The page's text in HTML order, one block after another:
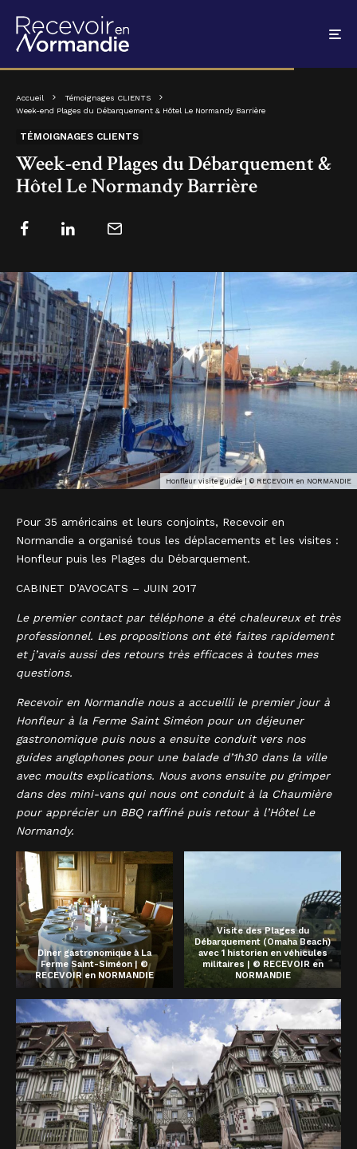
Accueil
Témoignages CLIENTS
Week-end Plages du Débarquement & Hôtel Le Normandy Barrière
TÉMOIGNAGES CLIENTS
Week-end Plages du Débarquement &
Hôtel Le Normandy Barrière
Honfleur visite guidée | © RECEVOIR en NORMANDIE
Pour 35 américains et leurs conjoints, Recevoir en
Normandie a organisé tous les déplacements et les visites :
Honfleur puis les Plages du Débarquement.
CABINET D’AVOCATS – JUIN 2017
Le premier contact par téléphone a été chaleureux et très
professionnel. Les propositions ont été faites rapidement
et j’avais aussi des retours très efficaces à toutes mes
questions.
Recevoir en Normandie nous a accueilli le premier jour à
Honfleur à la Ferme Saint Siméon pour un déjeuner
gastronomique puis nous a ensuite conduit vers nos
guides anglophones pour une balade d’1h30 dans la ville
avec moults explications. Nous avons ensuite pu grimper
dans des mini-vans qui nous ont conduit à la Chaumière
pour apprécier un BBQ raffiné puis retour à l’Hôtel Le
Normandy.
Dîner gastronomique à La
Ferme Saint-Siméon | ©
RECEVOIR en NORMANDIE
Visite des Plages du
Débarquement (Omaha Beach)
avec 1 historien en véhicules
militaires | © RECEVOIR en
NORMANDIE